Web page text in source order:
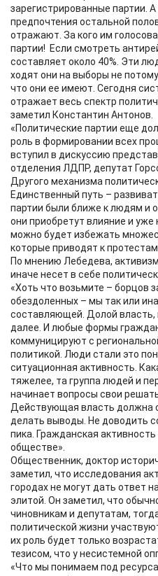
зарегистрированные партии.
предпочтения остальной
отражают. За кого им
партии! Если смотреть
составляет около 40%. Эти
ходят они на выборы не
что они ее имеют. Сегодня
отражает весь спектр
заметил Константин Антонов.
«Политические партии еще
роль в формировании всех
вступил в дискуссию
отделения ЛДПР, депутат
Другого механизма
Единственный путь –
партии были ближе к людям и
они приобретут влияние и
можно будет избежать
которые приводят к
По мнению Лебедева,
иначе несет в себе
«Хоть что возьмите – борцов
обездоленных – мы так или
составляющей. Долой власть,
далее. И любые формы
коммуницируют с
политикой. Люди стали это
ситуационная активность.
тяжелее, та группа людей и
начинает вопросы свои
Действующая власть должна
делать выводы. Не доводить
пика. Гражданская
обществе».
Общественник, доктор
заметил, что исследования
городах не могут дать ответ
элитой. Он заметил, что
чиновникам и депутатам,
политической жизни
их роль будет только
тезисом, что у несистемной
«Что мы понимаем под